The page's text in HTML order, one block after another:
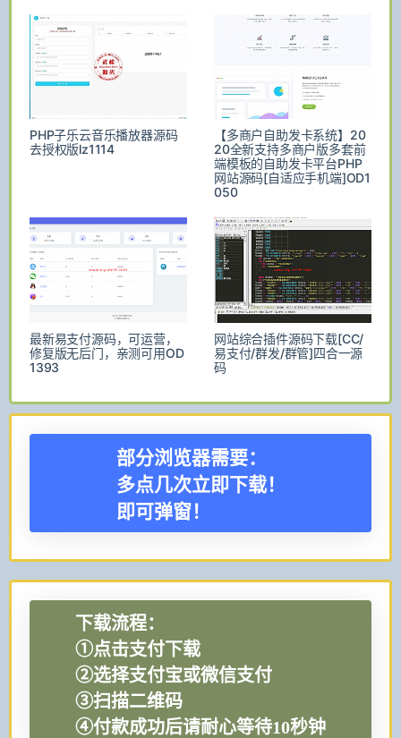
PHP子乐云音乐播放器源码
去授权版lz1114
【多商户自助发卡系统】20
20全新支持多商户版多套前
端模板的自助发卡平台PHP
网站源码[自适应手机端]OD1
050
最新易支付源码，可运营，
修复版无后门，亲测可用OD
1393
网站综合插件源码下载[CC/
易支付/群发/群管]四合一源
码
部分浏览器需要：
多点几次立即下载！
即可弹窗！
下载流程：
①点击支付下载
②选择支付宝或微信支付
③扫描二维码
④付款成功后请耐心等待10秒钟